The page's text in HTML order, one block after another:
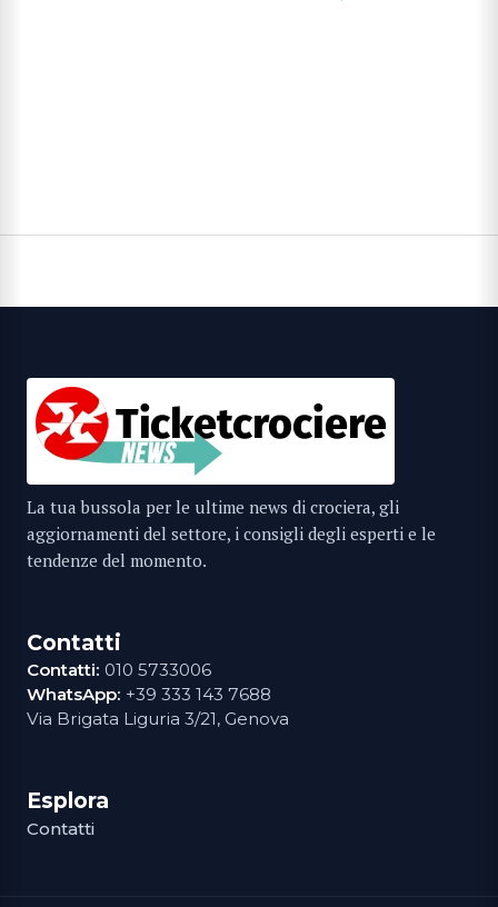
La tua bussola per le ultime news di crociera, gli
aggiornamenti del settore, i consigli degli esperti e le
tendenze del momento.
Contatti
Contatti: 010 5733006
WhatsApp: +39 333 143 7688
Via Brigata Liguria 3/21, Genova
Esplora
Contatti